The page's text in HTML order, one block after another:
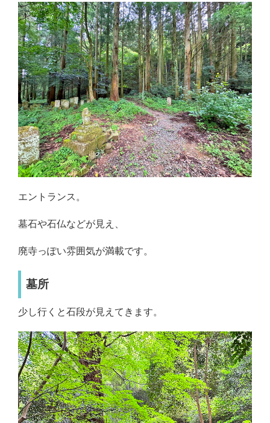
エントランス。
墓石や石仏などが見え、
廃寺っぽい雰囲気が満載です。
墓所
少し行くと石段が見えてきます。